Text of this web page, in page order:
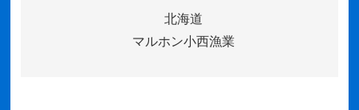
北海道
マルホン小西漁業